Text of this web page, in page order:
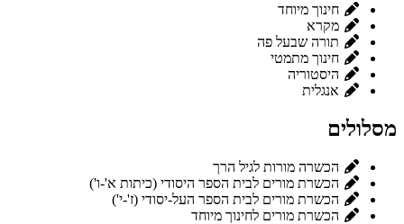
חינוך מיוחד
מקרא
תורה שבעל פה
חינוך מתמטי
היסטוריה
אנגלית
מסלולים
הכשרה מורות לגיל הרך
הכשרת מורים לבית הספר היסודי (כיתות א'-ו')
הכשרת מורים לבית הספר העל-יסודי (ז'-י')
הכשרת מורים לחינוך מיוחד